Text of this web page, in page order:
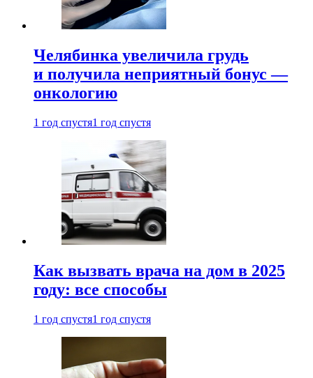
Челябинка увеличила грудь
и получила неприятный бонус —
онкологию
1 год спустя1 год спустя
Как вызвать врача на дом в 2025
году: все способы
1 год спустя1 год спустя